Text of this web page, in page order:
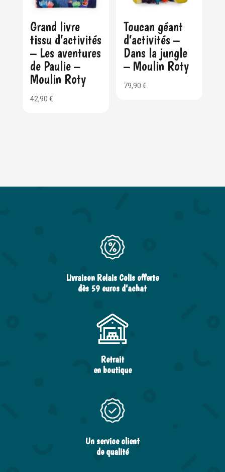
Grand livre
tissu d’activités
– Les aventures
de Paulie –
Moulin Roty
42,90 €
Toucan géant
d’activités –
Dans la jungle
– Moulin Roty
79,90€
Livraison Relais Colis offerte
dès 59 euros d’achat
Retrait
en boutique
Un service client
de qualité